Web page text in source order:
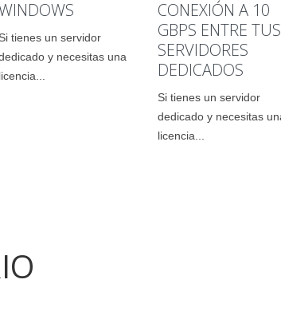
Si tienes un servidor
y necesitas una
licencia...
CONEXIÓN A 10
GBPS ENTRE TUS
SERVIDORES
DEDICADOS
Si tienes un servidor
dedicado y necesitas
licencia...